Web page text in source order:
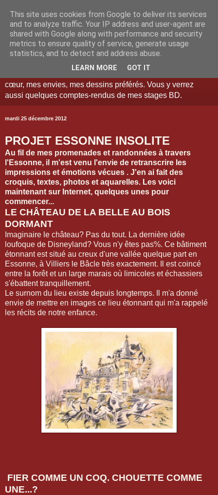
Tél: 06-89-93-96-52 Je suis illustrateur et auteur de bandes
dessinées pour entreprises et particuliers. Vous verrez sur
cœur, mes envies, mes dessins préférés. Vous y verrez
aussi quelques comptes-rendus de mes stages BD.
mardi 25 décembre 2012
PROJET ESSONNE INSOLITE
Au fil de mes promenades et randonnées à travers
l'Essonne, il m'est venu l'envie de retranscrire les
impressions et émotions vécues . J'en ai fait des
croquis, textes, photos et aquarelles. Les voici
maintenant sur Internet, quelques unes pour
commencer...
LE CHÂTEAU DE LA BELLE AU BOIS
DORMANT
Imaginaire le château? Pas du tout. La dernière idée
loufoque de Disneyland? Vous n'y êtes pas%. Ce bâtiment
étonnant est situé au creux d'une vallée quelque part en
Essonne, à Villiers le Bâcle très exactement. Il est coincé
entre la forêt et un large marais où limicoles et échassiers
s'ébattent tranquillement.
Le surnom du lieu existe depuis longtemps. Il m'a donné
envie de mettre en images ce lieu étonnant qui m'a rappelé
les récits de notre enfance.
FIER COMME UN COQ. CHOUETTE COMME
UNE...?
This site uses cookies from Google to deliver its services
and to analyze traffic. Your IP address and user-agent are
shared with Google along with performance and security
metrics to ensure quality of service, generate usage
statistics, and to detect and address abuse.
LEARN MORE GOT IT